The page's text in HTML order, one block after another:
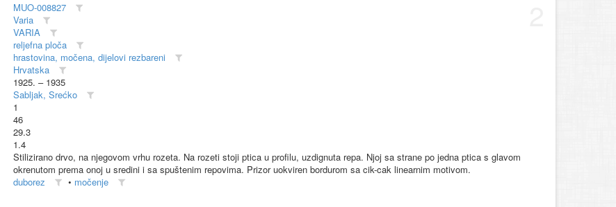
MUO-008827
Varia
VARIA
reljefna ploča
hrastovina, močena, dijelovi rezbareni
Hrvatska
1925. – 1935
Sabljak, Srećko
1
46
29.3
1.4
Stilizirano drvo, na njegovom vrhu rozeta. Na rozeti stoji ptica u profilu, uzdignuta repa. Njoj sa strane po jedna ptica s glavom
okrenutom prema onoj u sredini i sa spuštenim repovima. Prizor uokviren bordurom sa cik-cak linearnim motivom.
duborez • močenje